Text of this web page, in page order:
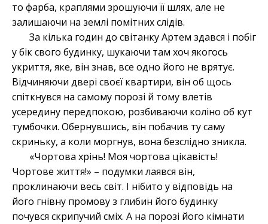
то фарба, краплями зрошуючи її шлях, але не
залишаючи на землі помітних слідів.
За кілька годин до світанку Артем здався і побіг
у бік свого будинку, шукаючи там хоч якогось
укриття, яке, він знав, все одно його не врятує.
Відчиняючи двері своєї квартири, він об щось
спіткнувся на самому порозі й тому влетів
усередину передпокою, розбиваючи коліно об кут
тумбочки. Обернувшись, він побачив ту саму
скриньку, а коли моргнув, вона безслідно зникла.
«Чортова хрінь! Моя чортова цікавість!
Чортове життя!» – подумки лаявся він,
проклинаючи весь світ. І нібито у відповідь на
його гнівну промову з глибин його будинку
почувся скрипучий сміх. А на порозі його кімнати